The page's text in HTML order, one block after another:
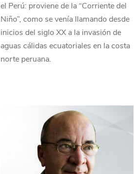
el Perú: proviene de la “Corriente del
Niño”, como se venía llamando desde
inicios del siglo XX a la invasión de
aguas cálidas ecuatoriales en la costa
norte peruana.